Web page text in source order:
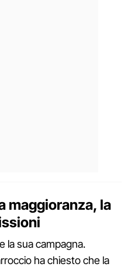
maggioranza, la
la sua campagna.
ha chiesto che la